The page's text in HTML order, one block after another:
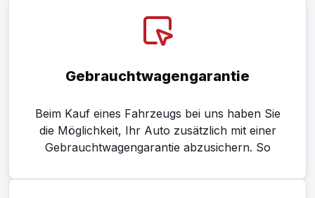
So können wir Ihnen attraktive
Finanzierungslösungen und Zinssätze – je
anbieten
Gebrauchtwagengarantie
Beim Kauf eines Fahrzeugs bei uns haben Sie
die Möglichkeit, Ihr Auto zusätzlich mit einer
Gebrauchtwagengarantie abzusichern. So
Reparaturkosten nach dem Fahrzeugkauf.